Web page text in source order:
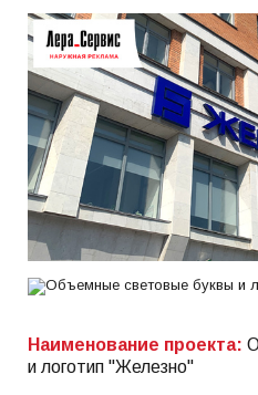
Наименование проекта:
и логотип "Железно"